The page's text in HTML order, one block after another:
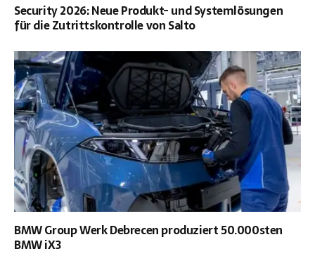
Security 2026: Neue Produkt- und Systemlösungen
für die Zutrittskontrolle von Salto
BMW Group Werk Debrecen produziert 50.000sten
BMW iX3